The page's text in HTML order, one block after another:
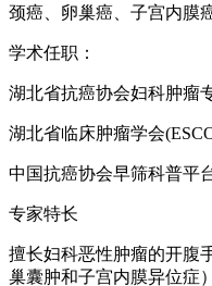
颈癌、卵巢癌、子宫内膜
学术任职：
湖北省抗癌协会妇科肿瘤
湖北省临床肿瘤学会
中国抗癌协会早筛科普平
专家特长
擅长妇科恶性肿瘤的开腹
巢囊肿和子宫内膜异位症